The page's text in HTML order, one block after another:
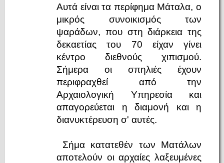
Αυτά είναι τα περίφημα Μάταλα, ο
μικρός συνοικισμός των
ψαράδων, που στη διάρκεια της
δεκαετίας του 70 είχαν γίνει
κέντρο διεθνούς χιπισμού.
Σήμερα οι σπηλιές έχουν
περιφραχθεί από την
Αρχαιολογική Υπηρεσία και
απαγορεύεται η διαμονή και η
διανυκτέρευση σ' αυτές.
Σήμα κατατεθέν των Ματάλων
αποτελούν οι αρχαίες λαξευμένες